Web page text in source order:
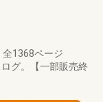
全1368ページ
グ。【一部販売終